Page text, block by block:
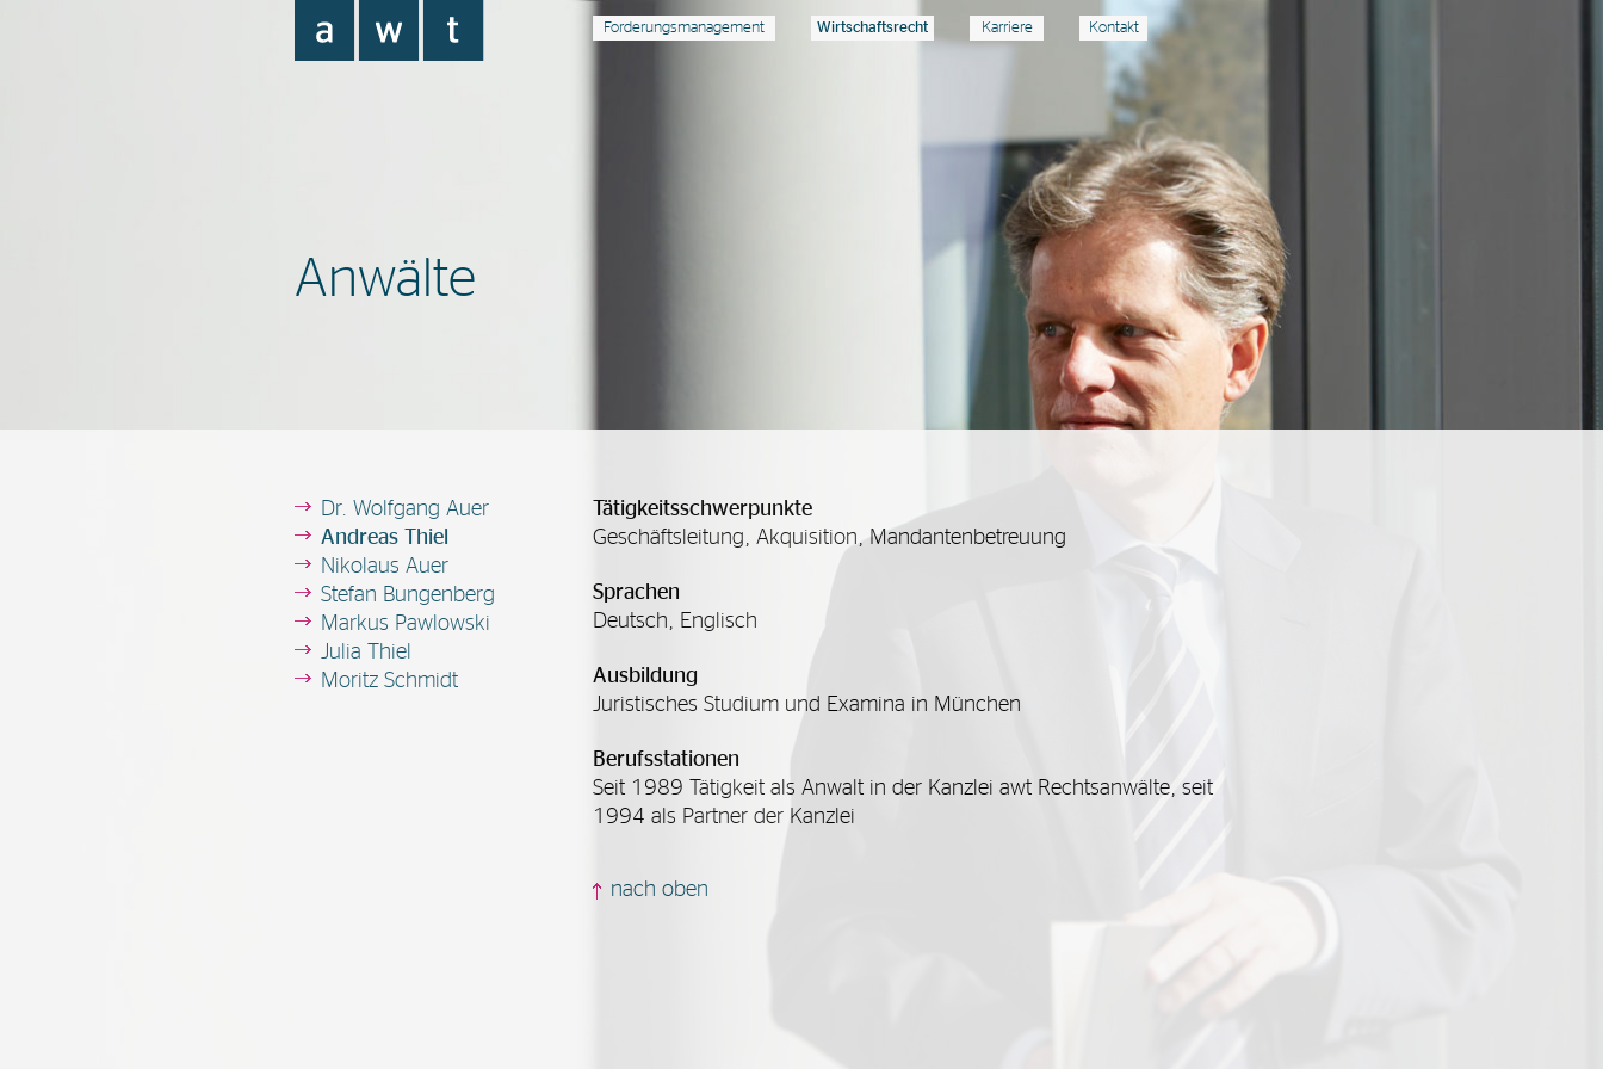
Forderungsmanagement Wirtschaftsrecht Karriere Kontakt
Anwälte
Dr. Wolfgang Auer
Andreas Thiel
Nikolaus Auer
Stefan Bungenberg
Markus Pawlowski
Julia Thiel
Moritz Schmidt
Tätigkeitsschwerpunkte
Geschäftsleitung, Akquisition, Mandantenbetreuung
Sprachen
Deutsch, Englisch
Ausbildung
Juristisches Studium und Examina in München
Berufsstationen
Seit 1989 Tätigkeit als Anwalt in der Kanzlei awt Rechtsanwälte, seit
1994 als Partner der Kanzlei
nach oben